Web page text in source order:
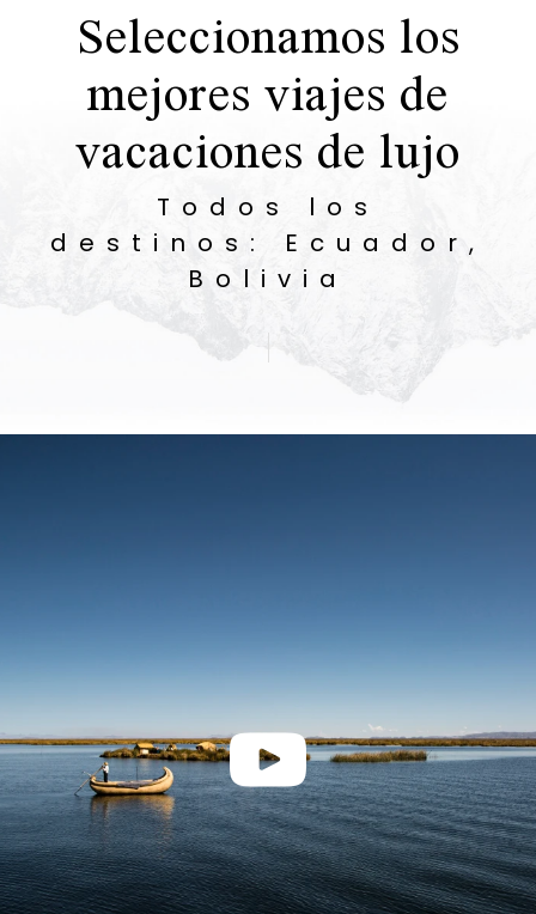
Seleccionamos los
mejores viajes de
vacaciones de lujo
Todos los
destinos: Ecuador,
Bolivia